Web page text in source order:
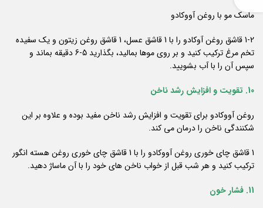
ماسک مو با روغن آووکادو
1-2 قاشق روغن آوکادو را با 1 قاشق عسل، 1 قاشق روغن زیتون و یک سفیده
تخم مرغ ترکیب کنید و بر روی موها بمالید، بگذارید 5-6 دقیقه بماند و
سپس آن را با آب بشویید.
10. تقویت و افزایش رشد ناخن
روغن آووکادو برای تقویت و افزایش رشد ناخن مفید بوده و علاوه بر این
شکنندگی ناخن را درمان می کند.
1 قاشق چای خوری روغن آووکادو را با 1 قاشق چای خوری روغن هسته انگور
ترکیب کنید و هر شب قبل از خواب ناخن های خود را با آن ماساژ دهید.
11. فشار خون